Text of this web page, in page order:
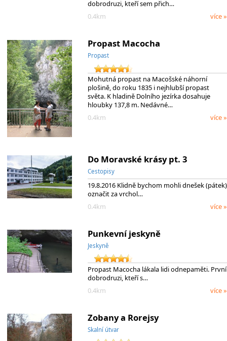
dobrodruzi, kteří sem přich…
0.4km
více »
Propast Macocha
Propast
Mohutná propast na Macošské náhorní
plošině, do roku 1835 i nejhlubší propast
světa. K hladině Dolního jezírka dosahuje
hloubky 137,8 m. Nedávné…
0.4km
více »
Do Moravské krásy pt. 3
Cestopisy
19.8.2016 Klidně bychom mohli dnešek (pátek)
označit za vrchol…
0.4km
více »
Punkevní jeskyně
Jeskyně
Propast Macocha lákala lidi odnepaměti. První
dobrodruzi, kteří s…
0.4km
více »
Zobany a Rorejsy
Skalní útvar